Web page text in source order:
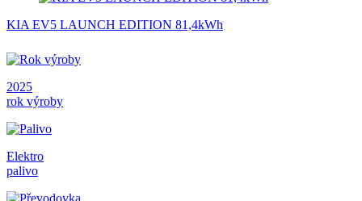
KIA EV5 LAUNCH EDITION 81,4kWh
2025
rok výroby
Elektro
palivo